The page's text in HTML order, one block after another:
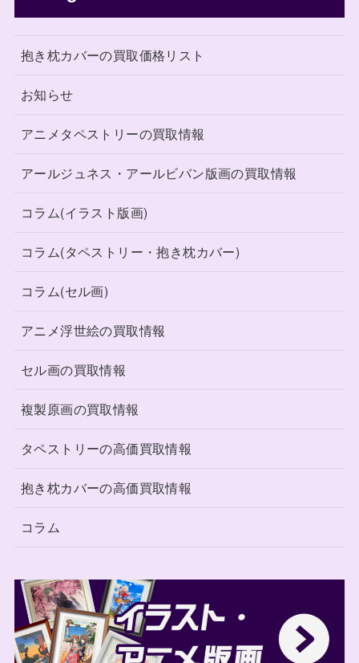
抱き枕カバーの買取価格リスト
お知らせ
アニメタペストリーの買取情報
アールジュネス・アールビバン版画の買取情報
コラム(イラスト版画)
コラム(タペストリー・抱き枕カバー)
コラム(セル画)
アニメ浮世絵の買取情報
セル画の買取情報
複製原画の買取情報
タペストリーの高価買取情報
抱き枕カバーの高価買取情報
コラム